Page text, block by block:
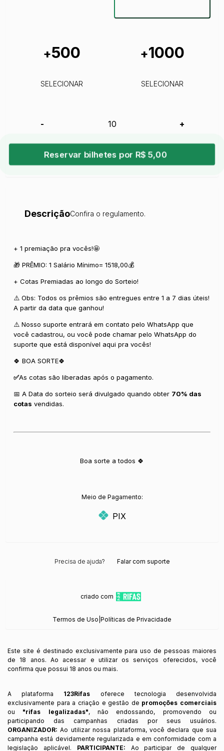
+500
SELECIONAR
+1000
SELECIONAR
- +
Reservar bilhetes por R$ 5,00
DescriçãoConfira o regulamento.
+ 1 premiação pra vocês!🤩
🎁 PRÊMIO: 1 Salário Mínimo= 1518,00💰
+ Cotas Premiadas ao longo do Sorteio!
⚠️ Obs: Todos os prêmios são entregues entre 1 a 7 dias úteis!
A partir da data que ganhou!
⚠️ Nosso suporte entrará em contato pelo WhatsApp que
você cadastrou, ou você pode chamar pelo WhatsApp do
suporte que está disponível aqui pra vocês!
🍀 BOA SORTE🍀
✅As cotas são liberadas após o pagamento.
📅 A Data do sorteio será divulgado quando obter 70% das
cotas vendidas.
Boa sorte a todos 🍀
Meio de Pagamento:
PIX
Precisa de ajuda? Falar com suporte
criado com
Termos de Uso Políticas de Privacidade
Este site é destinado exclusivamente para uso de pessoas maiores
de 18 anos. Ao acessar e utilizar os serviços oferecidos, você
confirma que possui 18 anos ou mais.
A plataforma 123Rifas oferece tecnologia desenvolvida
exclusivamente para a criação e gestão de promoções comerciais
ou "rifas legalizadas", não endossando, promovendo ou
participando das campanhas criadas por seus usuários.
ORGANIZADOR: Ao utilizar nossa plataforma, você declara que sua
campanha está devidamente regularizada e em conformidade com a
legislação aplicável. PARTICIPANTE: Ao participar de qualquer